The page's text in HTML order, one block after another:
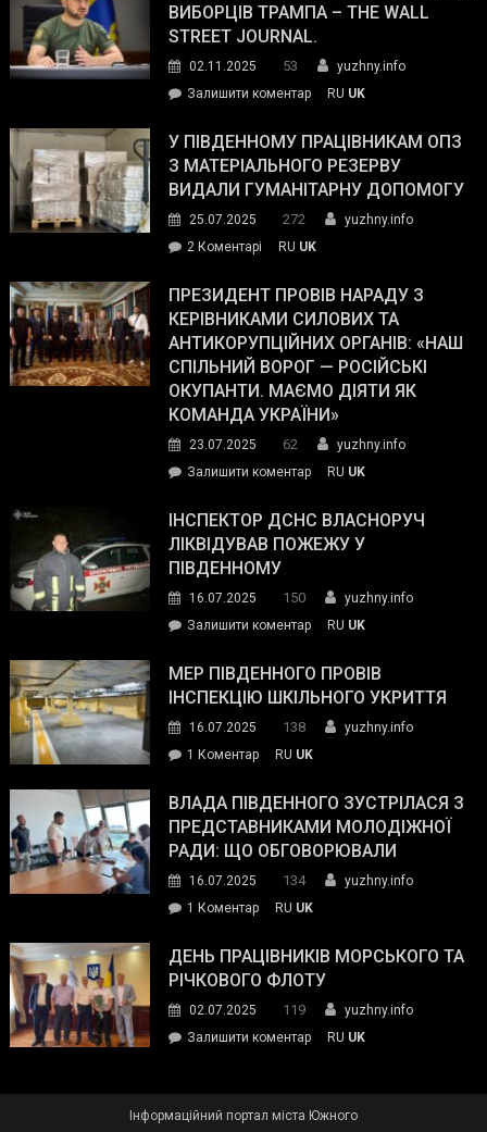
ВИБОРЦІВ ТРАМПА – THE WALL
STREET JOURNAL.
02.11.2025 53
yuzhny.info
Залишити коментарon
завойовує
симпатії
виборців
The
Street
Journal.
RU UK
У ПІВДЕННОМУ ПРАЦІВНИКАМ ОПЗ
З МАТЕРІАЛЬНОГО РЕЗЕРВУ
ВИДАЛИ ГУМАНІТАРНУ ДОПОМОГУ
25.07.2025 272
yuzhny.info
2 Коментарі
Південному
працівникам
ОПЗ
з
матеріального
резерву
гуманітарну
допомогу
RU UK
ПРЕЗИДЕНТ ПРОВІВ НАРАДУ З
КЕРІВНИКАМИ СИЛОВИХ ТА
АНТИКОРУПЦІЙНИХ ОРГАНІВ: «НАШ
СПІЛЬНИЙ ВОРОГ — РОСІЙСЬКІ
ОКУПАНТИ. МАЄМО ДІЯТИ ЯК
КОМАНДА УКРАЇНИ»
23.07.2025 62
yuzhny.info
Залишити коментарon
провів
нараду
силових
та
органів:
«Наш
спільний
окупанти.
Маємо
діяти
команда
RU UK
ІНСПЕКТОР ДСНС ВЛАСНОРУЧ
ЛІКВІДУВАВ ПОЖЕЖУ У
ПІВДЕННОМУ
16.07.2025 150
yuzhny.info
Залишити коментарon
ДСНС
власноруч
пожежу
у
RU UK
МЕР ПІВДЕННОГО ПРОВІВ
ІНСПЕКЦІЮ ШКІЛЬНОГО УКРИТТЯ
16.07.2025 138
yuzhny.info
1 Коментардо
Південного
провів
інспекцію
укриття
RU UK
ВЛАДА ПІВДЕННОГО ЗУСТРІЛАСЯ З
ПРЕДСТАВНИКАМИ МОЛОДІЖНОЇ
РАДИ: ЩО ОБГОВОРЮВАЛИ
16.07.2025 134
yuzhny.info
1 Коментардо
Південного
зустрілася
представниками
молодіжної
обговорювали
RU UK
ДЕНЬ ПРАЦІВНИКІВ МОРСЬКОГО ТА
РІЧКОВОГО ФЛОТУ
02.07.2025 119
yuzhny.info
Залишити коментарon
RU UK
Інформаційний портал міста Южного